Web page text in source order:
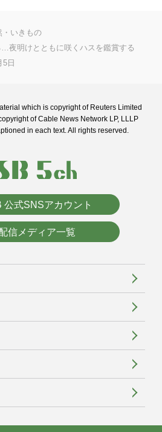
・いきもの
夜明けとともに咲くハスを鑑賞する
5日
which is copyright of Reuters Limited
of Cable News Network LP, LLLP
in each text. All rights reserved.
公式SNSアカウント
信メディア一覧